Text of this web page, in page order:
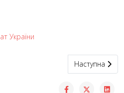
України
України з шашок-100 серед
Наступна
Наступна